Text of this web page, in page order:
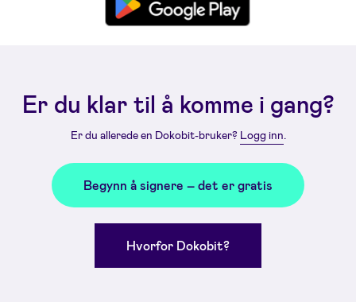
Er du klar til å komme i gang?
Er du allerede en Dokobit-bruker? Logg inn.
Begynn å signere – det er gratis
Hvorfor Dokobit?